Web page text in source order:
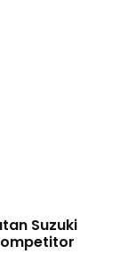
Suzuki